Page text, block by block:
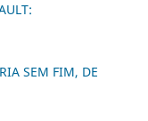
SEM FIM, DE